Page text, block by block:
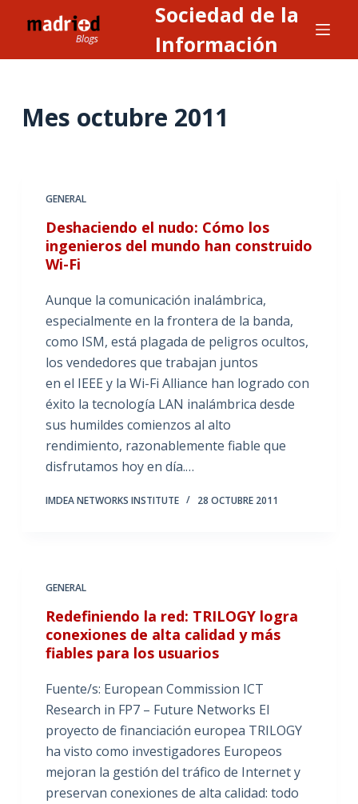
l
Sociedad de la
Información
Mes octubre 2011
GENERAL
Deshaciendo el nudo: Cómo los
ingenieros del mundo han construido
Wi-Fi
Aunque la comunicación inalámbrica,
especialmente en la frontera de la banda,
como ISM, está plagada de peligros ocultos,
los vendedores que trabajan juntos
en el IEEE y la Wi-Fi Alliance han logrado con
éxito la tecnología LAN inalámbrica desde
sus humildes comienzos al alto
rendimiento, razonablemente fiable que
disfrutamos hoy en día.…
IMDEA NETWORKS INSTITUTE 28 OCTUBRE 2011
GENERAL
Redefiniendo la red: TRILOGY logra
conexiones de alta calidad y más
fiables para los usuarios
Fuente/s: European Commission ICT
Research in FP7 – Future Networks El
proyecto de financiación europea TRILOGY
ha visto como investigadores Europeos
mejoran la gestión del tráfico de Internet y
preservan conexiones de alta calidad: todo